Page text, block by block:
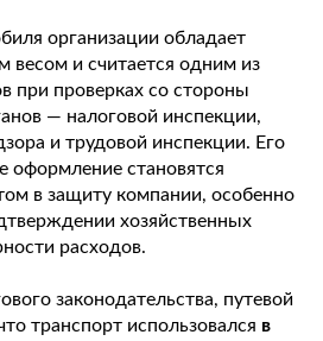
организации обладает
и считается одним из
при проверках со стороны
— налоговой инспекции,
и трудовой инспекции. Его
оформление становятся
в защиту компании, особенно
хозяйственных
расходов.
законодательства, путевой
транспорт использовался в